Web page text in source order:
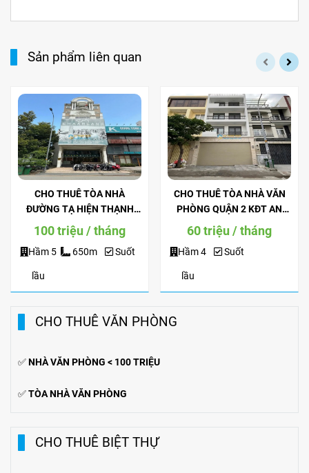
Sản phẩm liên quan
CHO THUÊ TÒA NHÀ
ĐƯỜNG TẠ HIỆN THẠNH
MỸ LỢI - ĐẢO KIM CƯƠNG
QUẬN 2
100 triệu / tháng
Hầm 5
lầu
650m Suốt
CHO THUÊ TÒA NHÀ VĂN
PHÒNG QUẬN 2 KĐT AN
PHÚ AN KHÁNH HẦM 4 LẦU
60 triệu / tháng
Hầm 4
lầu
Suốt
CHO THUÊ VĂN PHÒNG
✅NHÀ VĂN PHÒNG < 100 TRIỆU
✅TÒA NHÀ VĂN PHÒNG
CHO THUÊ BIỆT THỰ